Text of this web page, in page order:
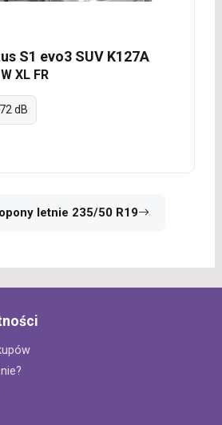
S1 evo3 SUV K127A
XL FR
72 dB
letnie 235/50 R19